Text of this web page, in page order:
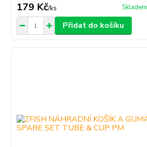
179 Kč/ks Skladem
Přidat do košíku